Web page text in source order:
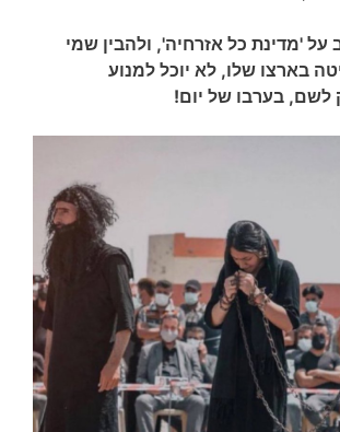
על 'מדינת כל אזרחיה', ולהבין שמי
בארצו שלו, לא יוכל למנוע
לשם, בערבו של יום!